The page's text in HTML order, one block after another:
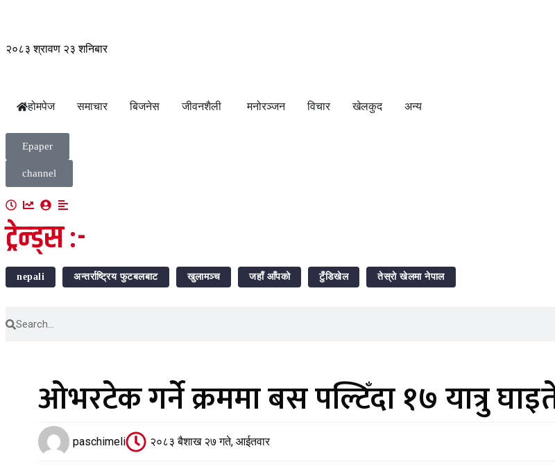
२०८३ श्रावण २३ शनिबार
होमपेज समाचार बिजनेस जीवनशैली मनोरञ्जन विचार खेलकुद अन्य
Epaper
channel
ट्रेन्ड्स :-
nepali अन्तर्राष्ट्रिय फुटबलबाट खुलामञ्च जहाँ आँपको टुँडिखेल तेस्रो खेलमा नेपाल
ओभरटेक गर्ने क्रममा बस पल्टिँदा १७ यात्रु
paschimeli २०८३ बैशाख २७ गते, आईतवार